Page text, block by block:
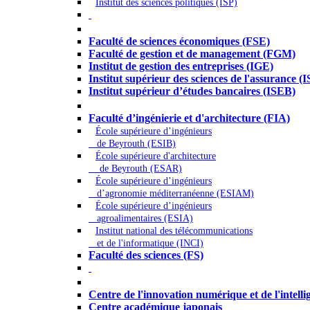
Institut des sciences politiques (ISP)
Faculté de sciences économiques (FSE)
Faculté de gestion et de management (FGM)
Institut de gestion des entreprises (IGE)
Institut supérieur des sciences de l'assurance
Institut supérieur d’études bancaires (ISEB)
Faculté d’ingénierie et d'architecture (FIA)
École supérieure d’ingénieurs
de Beyrouth (ESIB)
École supérieure d'architecture
de Beyrouth (ESAR)
École supérieure d’ingénieurs
d’agronomie méditerranéenne (ESIAM)
École supérieure d’ingénieurs
agroalimentaires (ESIA)
Institut national des télécommunications
et de l'informatique (INCI)
Faculté des sciences (FS)
Centre de l'innovation numérique et de
Centre académique japonais